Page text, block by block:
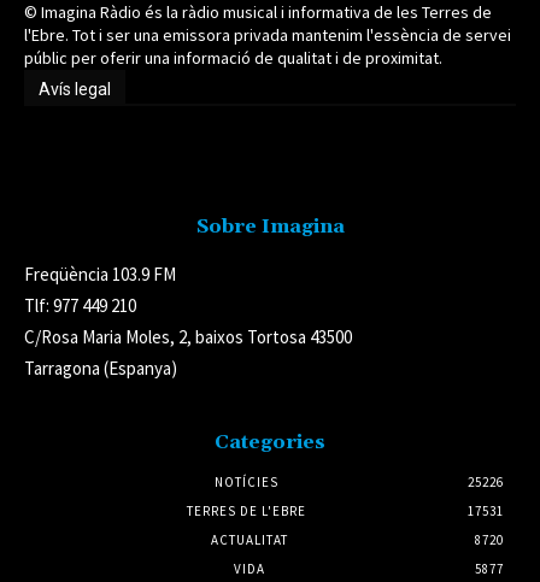
© Imagina Ràdio és la ràdio musical i informativa de les Terres de
l'Ebre. Tot i ser una emissora privada mantenim l'essència de servei
públic per oferir una informació de qualitat i de proximitat.
Avís legal
Sobre Imagina
Freqüència 103.9 FM
Tlf: 977 449 210
C/Rosa Maria Moles, 2, baixos Tortosa 43500
Tarragona (Espanya)
Categories
NOTÍCIES
25226
TERRES DE L'EBRE
17531
ACTUALITAT
8720
VIDA
5877